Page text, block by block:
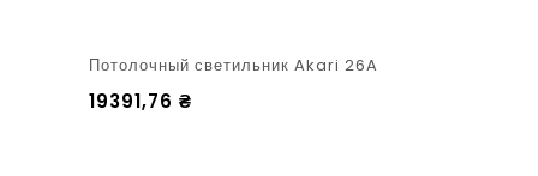
Потолочный светильник Akari 26A
19391,76 ₴